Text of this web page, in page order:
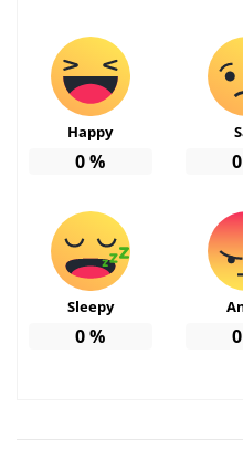
Happy
0% 0
Sleepy
0% 0